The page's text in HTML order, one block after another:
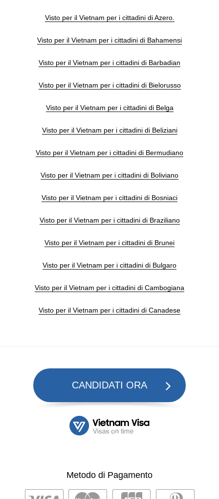
Visto per il Vietnam per i cittadini di Azero.
Visto per il Vietnam per i cittadini di Bahamensi
Visto per il Vietnam per i cittadini di Barbadian
Visto per il Vietnam per i cittadini di Bielorusso
Visto per il Vietnam per i cittadini di Belga
Visto per il Vietnam per i cittadini di Beliziani
Visto per il Vietnam per i cittadini di Bermudiano
Visto per il Vietnam per i cittadini di Boliviano
Visto per il Vietnam per i cittadini di Bosniaci
Visto per il Vietnam per i cittadini di Braziliano
Visto per il Vietnam per i cittadini di Brunei
Visto per il Vietnam per i cittadini di Bulgaro
Visto per il Vietnam per i cittadini di Cambogiana
Visto per il Vietnam per i cittadini di Canadese
CANDIDATI ORA
Metodo di Pagamento